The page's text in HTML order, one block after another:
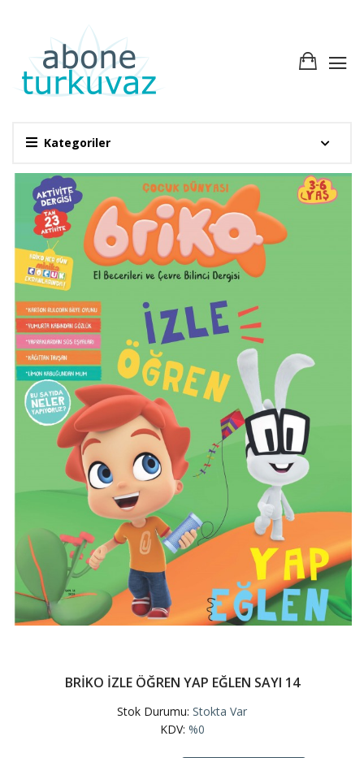
Kategoriler
BRİKO İZLE ÖĞREN YAP EĞLEN SAYI 14
Stok Durumu: Stokta Var
KDV: %0